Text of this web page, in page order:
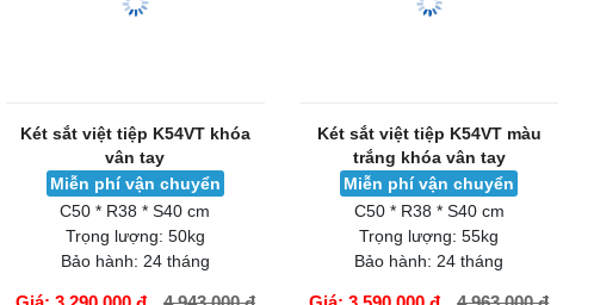
Két sắt việt tiệp K54VT khóa
vân tay
Miễn phí vận chuyển
C50 * R38 * S40 cm
Trọng lượng: 50kg
Bảo hành: 24 tháng
Két sắt việt tiệp K54VT màu
trắng khóa vân tay
Miễn phí vận chuyển
C50 * R38 * S40 cm
Trọng lượng: 55kg
Bảo hành: 24 tháng